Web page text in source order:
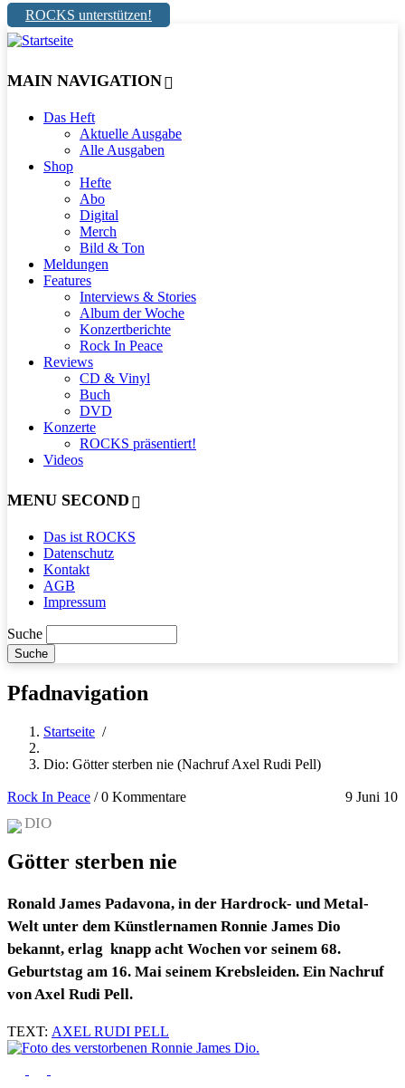
ROCKS unterstützen!
MAIN NAVIGATION
Das Heft
Aktuelle Ausgabe
Alle Ausgaben
Shop
Hefte
Abo
Digital
Merch
Bild & Ton
Meldungen
Features
Interviews & Stories
Album der Woche
Konzertberichte
Rock In Peace
Reviews
CD & Vinyl
Buch
DVD
Konzerte
ROCKS präsentiert!
Videos
MENU SECOND
Das ist ROCKS
Datenschutz
Kontakt
AGB
Impressum
Suche
Pfadnavigation
Startseite /
Dio: Götter sterben nie (Nachruf Axel Rudi Pell)
Rock In Peace 9 Juni 10
/0 Kommentare
DIO
Götter sterben nie
Ronald James Padavona, in der Hardrock- und Metal-
Welt unter dem Künstlernamen Ronnie James Dio
bekannt, erlag knapp acht Wochen vor seinem 68.
Geburtstag am 16. Mai seinem Krebsleiden. Ein Nachruf
von Axel Rudi Pell.
TEXT: AXEL RUDI PELL